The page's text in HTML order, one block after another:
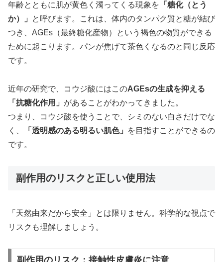
年齢とともに肌が黄色く濁ってくる現象を 「糖化（とう
か）」
と呼びます。これは、体内のタンパク質と糖が結び
つき、AGEs（最終糖化産物）という褐色の物質ができる
ために起こります。パンが焦げて茶色くなるのと同じ反応
です。
近年の研究で、コウジ酸にはこのAGEsの生成を抑える
「抗糖化作用」 があることがわかってきました。
つまり、コウジ酸を使うことで、シミのない白さだけでな
く、
「透明感のある明るい肌色」
を目指すことができるの
です。
副作用のリスクと正しい使用法
「天然由来だから安全」とは限りません。科学的な視点で
リスクも理解しましょう。
副作用のリスク：接触性皮膚炎に注意